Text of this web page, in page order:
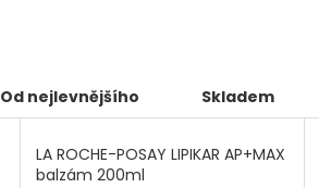
Od nejlevnějšího Skladem
LA ROCHE-POSAY LIPIKAR AP+MAX
balzám 200ml